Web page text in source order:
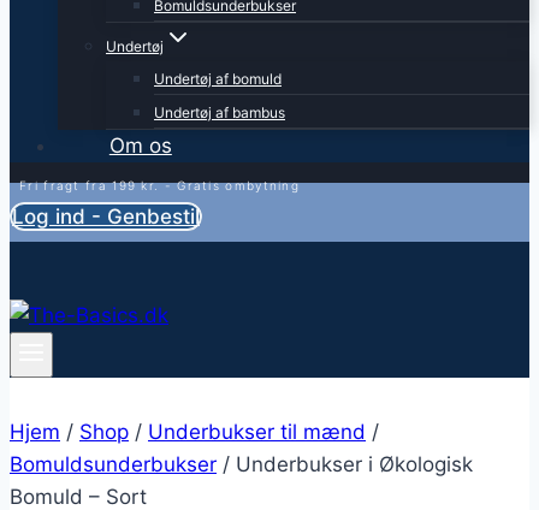
Bomuldsunderbukser
Undertøj
Undertøj af bomuld
Undertøj af bambus
Om os
Fri fragt fra 199 kr. - Gratis ombytning
Log ind - Genbestil
Hjem / Shop / Underbukser til mænd /
Bomuldsunderbukser / Underbukser i Økologisk
Bomuld – Sort